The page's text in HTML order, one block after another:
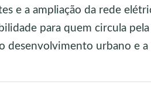
e a ampliação da rede
para quem circula pela
desenvolvimento urbano e